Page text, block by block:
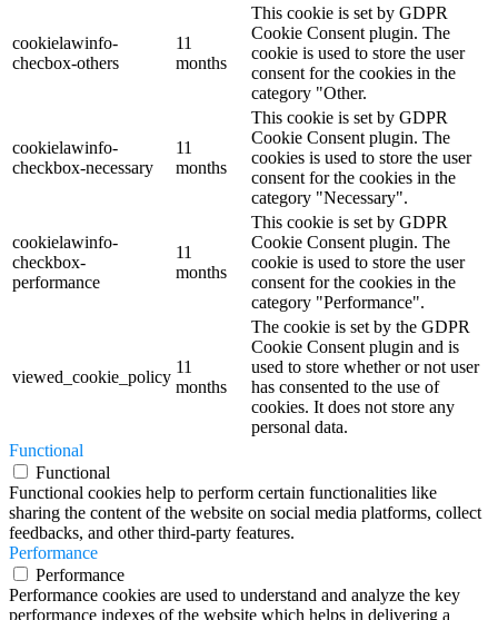
cookielawinfo-
checbox-others
11
months
This cookie is set by GDPR
Cookie Consent plugin. The
cookie is used to store the user
consent for the cookies in the
category "Other.
cookielawinfo-
checkbox-necessary
11
months
This cookie is set by GDPR
Cookie Consent plugin. The
cookies is used to store the user
consent for the cookies in the
category "Necessary".
cookielawinfo-
checkbox-
performance
11
months
This cookie is set by GDPR
Cookie Consent plugin. The
cookie is used to store the user
consent for the cookies in the
category "Performance".
viewed_cookie_policy
11
months
The cookie is set by the GDPR
Cookie Consent plugin and is
used to store whether or not user
has consented to the use of
cookies. It does not store any
personal data.
Functional
Functional
Functional cookies help to perform certain functionalities like
sharing the content of the website on social media platforms, collect
feedbacks, and other third-party features.
Performance
Performance
Performance cookies are used to understand and analyze the key
performance indexes of the website which helps in delivering a